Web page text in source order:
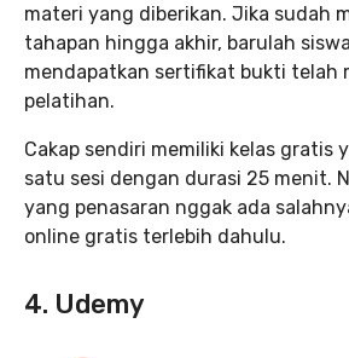
materi yang diberikan. Jika sudah
tahapan hingga akhir, barulah
mendapatkan sertifikat bukti telah
pelatihan.
Cakap sendiri memiliki kelas gratis
satu sesi dengan durasi 25 menit.
yang penasaran nggak ada
online gratis terlebih dahulu.
4. Udemy